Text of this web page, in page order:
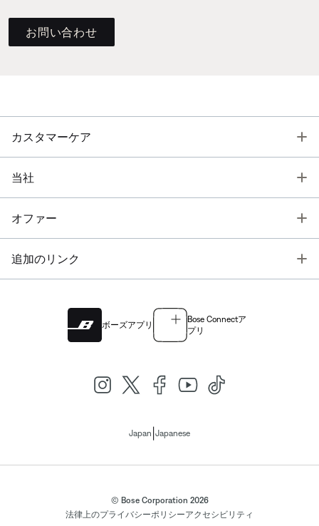
お問い合わせ
カスタマーケア
当社
オファー
追加のリンク
ボーズアプリ
Bose Connectア
プリ
Japan Japanese
© Bose Corporation 2026
法律上のプライバシーポリシーアクセシビリティ